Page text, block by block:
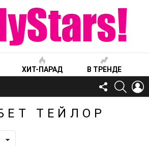
ХИТ-ПАРАД В ТРЕНДЕ
FOLLOW
US
ТЕЙЛОР